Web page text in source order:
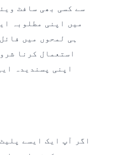
میں اپنی مطلوبہ
ہی لمحوں میں
استعمال کرنا
اپنی پسندیدہ
اگر آپ ایک ایسے